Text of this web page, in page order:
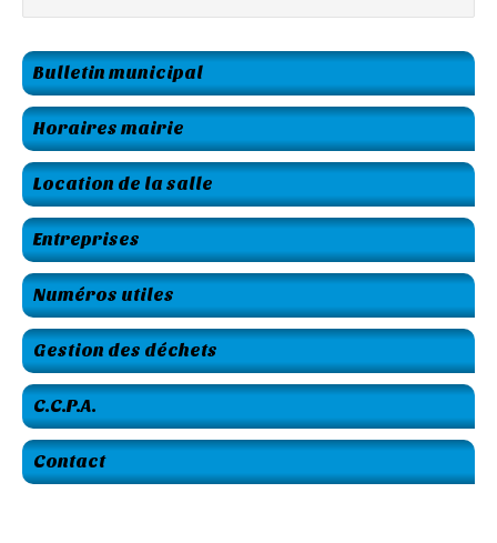
Bulletin municipal
Horaires mairie
Location de la salle
Entreprises
Numéros utiles
Gestion des déchets
C.C.P.A.
Contact